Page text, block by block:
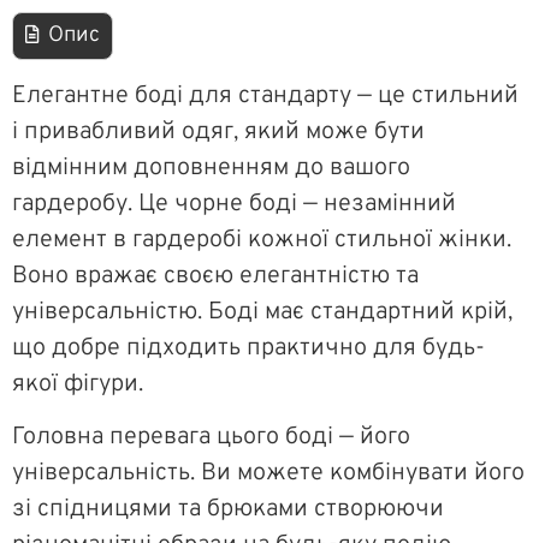
Опис
Елегантне боді для стандарту — це стильний
і привабливий одяг, який може бути
відмінним доповненням до вашого
гардеробу. Це чорне боді — незамінний
елемент в гардеробі кожної стильної жінки.
Воно вражає своєю елегантністю та
універсальністю. Боді має стандартний крій,
що добре підходить практично для будь-
якої фігури.
Головна перевага цього боді — його
універсальність. Ви можете комбінувати його
зі спідницями та брюками створюючи